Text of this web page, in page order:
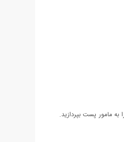
مامور پست بپردازید.